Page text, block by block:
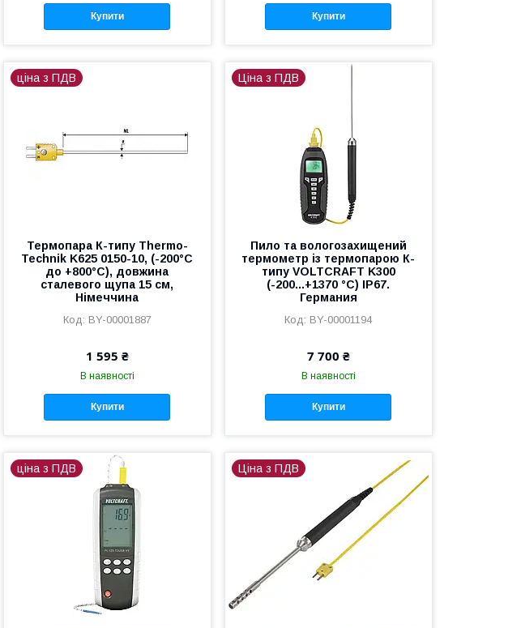
Купити Купити
ціна з ПДВ
Термопара К-типу Thermo-
Technik K625 0150-10, (-200°C
до +800°C), довжина
сталевого щупа 15 см,
Німеччина
BY-00001887
1 595 ₴
В наявності
Купити
Ціна з ПДВ
Пило та вологозахищений
термометр із термопарою К-
типу VOLTCRAFT K300
(-200...+1370 °C) IP67.
Германия
BY-00001194
7 700 ₴
В наявності
Купити
ціна з ПДВ Ціна з ПДВ